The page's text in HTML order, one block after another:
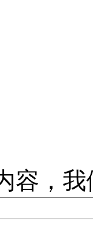
容，